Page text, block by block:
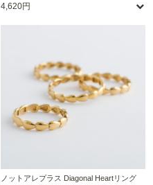
4,620円
ノットアレプラス Diagonal Heartリング